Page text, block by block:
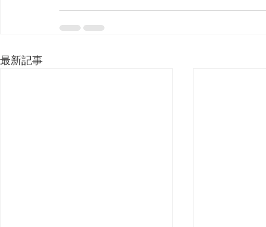
最新記事